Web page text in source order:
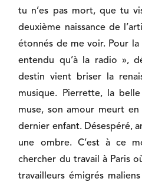
tu n’es pas mort, que tu
deuxième naissance de
étonnés de me voir. Pour la
entendu qu’à la radio »,
destin vient briser la
musique. Pierrette, la
muse, son amour meurt
dernier enfant. Désespéré,
une ombre. C’est à ce
chercher du travail à Paris
travailleurs émigrés